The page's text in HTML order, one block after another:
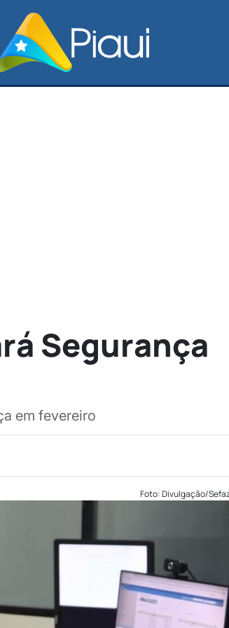
Segurança
em fevereiro
Foto: Divulgação/